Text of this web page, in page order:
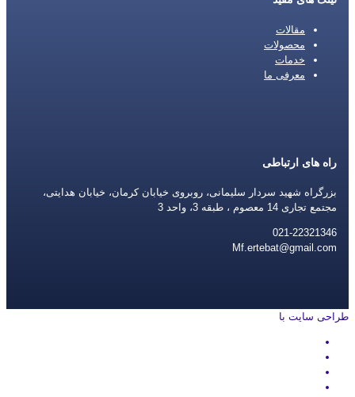
مقالات
محصولات
خدمات
معرفی ما
راه های ارتباطی
بزرگراه شهید سردار سلیمانی، روبروی خیابان کرمان، خیابان هدایتی،
مجتمع تجاری 14 معصوم ، طبقه 3، واحد 3
021-22321346
Mf.ertebat@gmail.com
طراحی سایت با